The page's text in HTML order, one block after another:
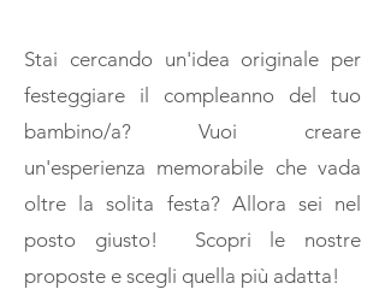
Stai cercando un'idea originale per
festeggiare il compleanno del tuo
bambino/a? Vuoi creare
un'esperienza memorabile che vada
oltre la solita festa? Allora sei nel
posto giusto!
Scopri le nostre
proposte e scegli quella più adatta!